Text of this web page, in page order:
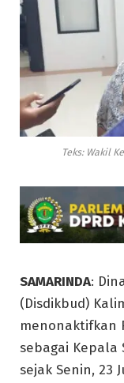
Teks: Wakil
SAMARINDA:
(Disdikbud)
menonaktifkan
sebagai Kepala
sejak Senin, 23